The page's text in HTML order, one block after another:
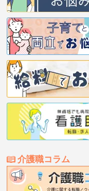
介護職コラム